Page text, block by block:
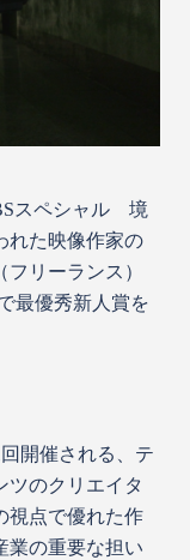
スペシャル 境
た映像作家の
リーランス）
最優秀新人賞を
開催される、テ
ツのクリエイタ
視点で優れた作
業の重要な担い